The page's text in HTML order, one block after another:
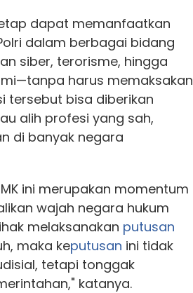
dapat memanfaatkan
dalam berbagai bidang
siber, terorisme, hingga
harus memaksakan
tersebut bisa diberikan
alih profesi yang sah,
di banyak negara
MK ini merupakan momentum
wajah negara hukum
melaksanakan putusan
maka keputusan ini tidak
tetapi tonggak
katanya.